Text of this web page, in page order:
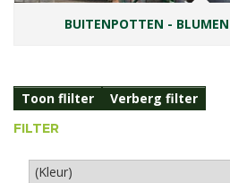
BUITENPOTTEN -
Toon flilter Verberg filter
FILTER